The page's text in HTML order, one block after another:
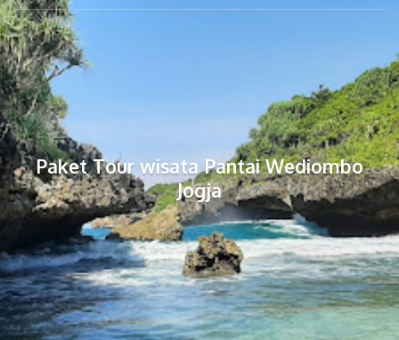
Paket Tour wisata Pantai Wediombo
Jogja